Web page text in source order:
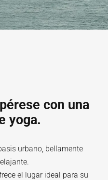
con una
yoga.
urbano, bellamente
el lugar ideal para su